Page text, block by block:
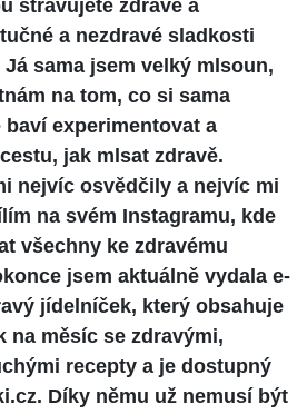
stravujete zdravě a
a nezdravé sladkosti
sama jsem velký mlsoun,
na tom, co si sama
baví experimentovat a
jak mlsat zdravě.
nejvíc osvědčily a nejvíc mi
na svém Instagramu, kde
všechny ke zdravému
jsem aktuálně vydala e-
jídelníček, který obsahuje
na měsíc se zdravými,
recepty a je dostupný
Díky němu už nemusí být